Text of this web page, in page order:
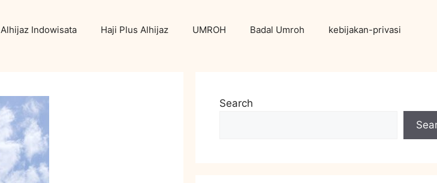
Alhijaz Indowisata Haji Plus Alhijaz UMROH Badal Umroh kebijakan-privasi
Search